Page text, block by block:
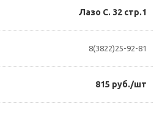
Лазо С. 32 стр.1
8(3822)25-92-81
815 руб./шт